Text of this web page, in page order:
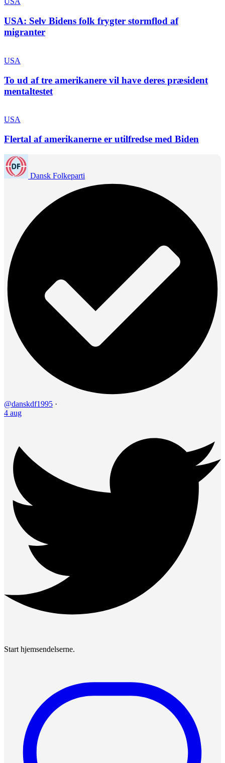
USA: Selv Bidens folk frygter stormflod af
migranter
USA
To ud af tre amerikanere vil have deres præsident
mentaltestet
USA
Flertal af amerikanerne er utilfredse med Biden
Dansk Folkeparti
@danskdf1995 ·
4 aug
Start hjemsendelserne.